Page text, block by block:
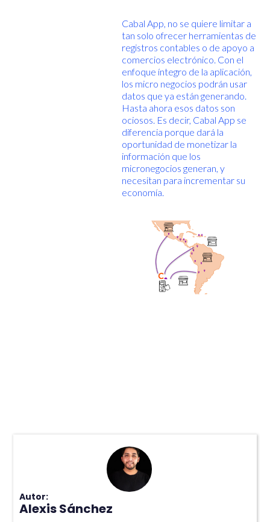
Cabal App, no se quiere limitar a
tan solo ofrecer herramientas de
registros contables o de apoyo a
comercios electrónico. Con el
enfoque íntegro de la aplicación,
los micro negocios podrán usar
datos que ya están generando.
Hasta ahora esos datos son
ociosos. Es decir, Cabal App se
diferencia porque dará la
oportunidad de monetizar la
información que los
micronegocios generan, y
necesitan para incrementar su
economía.
Autor:
Alexis Sánchez